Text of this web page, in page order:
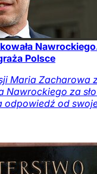
Polsce
Maria Zacharowa
Nawrockiego za
odpowiedź od